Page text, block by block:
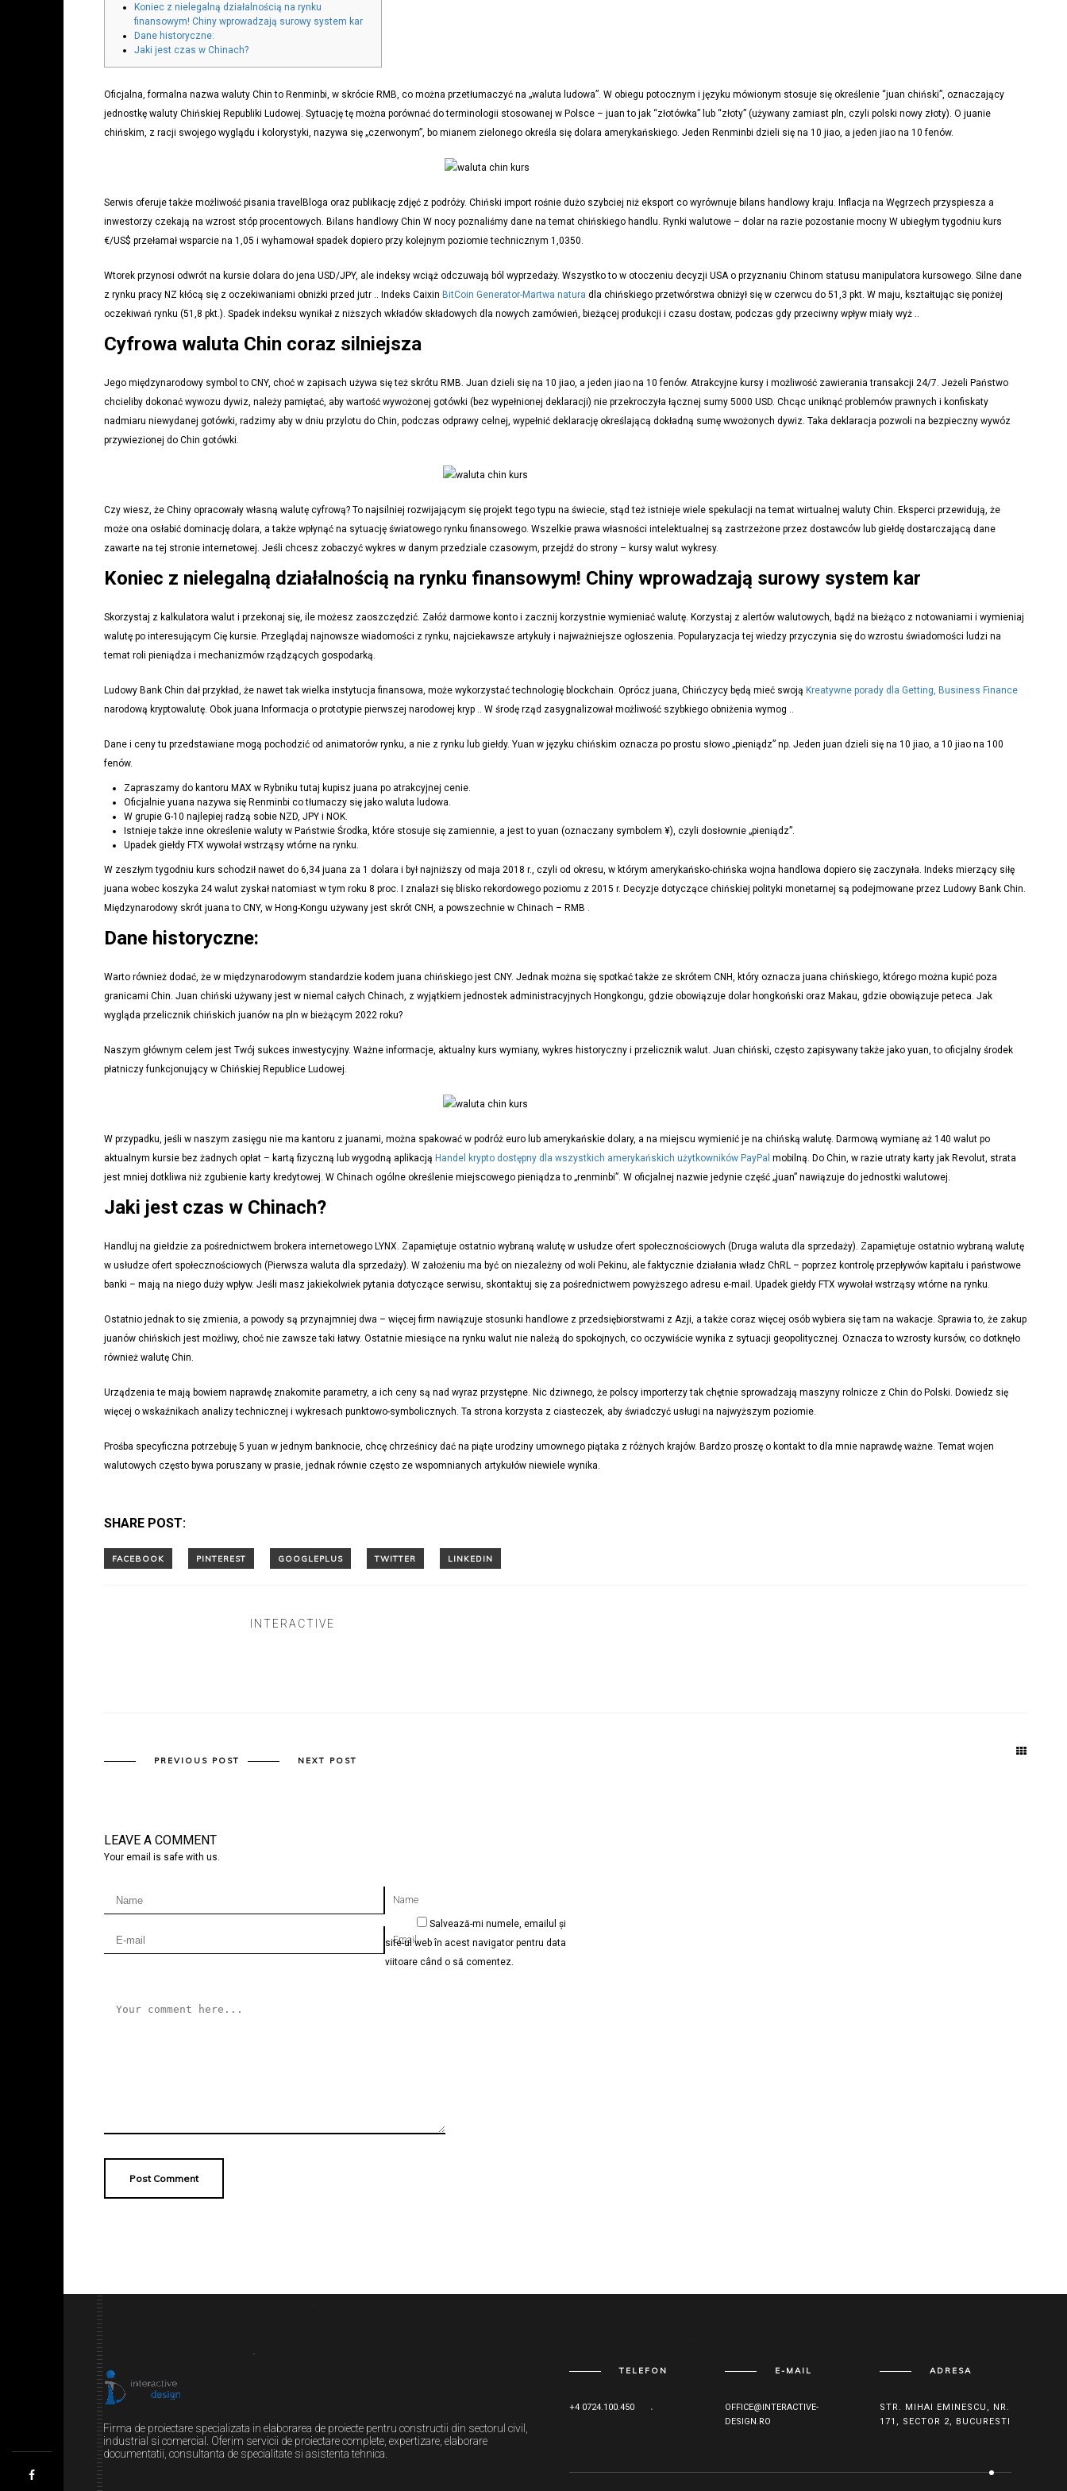
Koniec z nielegalną działalnością na rynku
finansowym! Chiny wprowadzają surowy system kar
Dane historyczne:
Jaki jest czas w Chinach?
Oficjalna, formalna nazwa waluty Chin to Renminbi, w skrócie RMB, co można przetłumaczyć na „waluta ludowa”. W obiegu potocznym i języku mówionym stosuje się określenie “juan chiński”, oznaczający
jednostkę waluty Chińskiej Republiki Ludowej. Sytuację tę można porównać do terminologii stosowanej w Polsce – juan to jak “złotówka” lub “złoty” (używany zamiast pln, czyli polski nowy złoty). O juanie
chińskim, z racji swojego wyglądu i kolorystyki, nazywa się „czerwonym”, bo mianem zielonego określa się dolara amerykańskiego. Jeden Renminbi dzieli się na 10 jiao, a jeden jiao na 10 fenów.
Serwis oferuje także możliwość pisania travelBloga oraz publikację zdjęć z podróży. Chiński import rośnie dużo szybciej niż eksport co wyrównuje bilans handlowy kraju. Inflacja na Węgrzech przyspiesza a
inwestorzy czekają na wzrost stóp procentowych. Bilans handlowy Chin W nocy poznaliśmy dane na temat chińskiego handlu. Rynki walutowe – dolar na razie pozostanie mocny W ubiegłym tygodniu kurs
€/US$ przełamał wsparcie na 1,05 i wyhamował spadek dopiero przy kolejnym poziomie technicznym 1,0350.
Wtorek przynosi odwrót na kursie dolara do jena USD/JPY, ale indeksy wciąż odczuwają ból wyprzedaży. Wszystko to w otoczeniu decyzji USA o przyznaniu Chinom statusu manipulatora kursowego. Silne dane
z rynku pracy NZ kłócą się z oczekiwaniami obniżki przed jutr .. Indeks Caixin BitCoin Generator-Martwa natura dla chińskiego przetwórstwa obniżył się w czerwcu do 51,3 pkt. W maju, kształtując się poniżej
oczekiwań rynku (51,8 pkt.). Spadek indeksu wynikał z niższych wkładów składowych dla nowych zamówień, bieżącej produkcji i czasu dostaw, podczas gdy przeciwny wpływ miały wyż ..
Cyfrowa waluta Chin coraz silniejsza
Jego międzynarodowy symbol to CNY, choć w zapisach używa się też skrótu RMB. Juan dzieli się na 10 jiao, a jeden jiao na 10 fenów. Atrakcyjne kursy i możliwość zawierania transakcji 24/7. Jeżeli Państwo
chcieliby dokonać wywozu dywiz, należy pamiętać, aby wartość wywożonej gotówki (bez wypełnionej deklaracji) nie przekroczyła łącznej sumy 5000 USD. Chcąc uniknąć problemów prawnych i konfiskaty
nadmiaru niewydanej gotówki, radzimy aby w dniu przylotu do Chin, podczas odprawy celnej, wypełnić deklarację określającą dokładną sumę wwożonych dywiz. Taka deklaracja pozwoli na bezpieczny wywóz
przywiezionej do Chin gotówki.
Czy wiesz, że Chiny opracowały własną walutę cyfrową? To najsilniej rozwijającym się projekt tego typu na świecie, stąd też istnieje wiele spekulacji na temat wirtualnej waluty Chin. Eksperci przewidują, że
może ona osłabić dominację dolara, a także wpłynąć na sytuację światowego rynku finansowego. Wszelkie prawa własności intelektualnej są zastrzeżone przez dostawców lub giełdę dostarczającą dane
zawarte na tej stronie internetowej. Jeśli chcesz zobaczyć wykres w danym przedziale czasowym, przejdź do strony – kursy walut wykresy.
Koniec z nielegalną działalnością na rynku finansowym! Chiny wprowadzają surowy system kar
Skorzystaj z kalkulatora walut i przekonaj się, ile możesz zaoszczędzić. Załóż darmowe konto i zacznij korzystnie wymieniać walutę. Korzystaj z alertów walutowych, bądź na bieżąco z notowaniami i wymieniaj
walutę po interesującym Cię kursie. Przeglądaj najnowsze wiadomości z rynku, najciekawsze artykuły i najważniejsze ogłoszenia. Popularyzacja tej wiedzy przyczynia się do wzrostu świadomości ludzi na
temat roli pieniądza i mechanizmów rządzących gospodarką.
Ludowy Bank Chin dał przykład, że nawet tak wielka instytucja finansowa, może wykorzystać technologię blockchain. Oprócz juana, Chińczycy będą mieć swoją Kreatywne porady dla Getting, Business Finance
narodową kryptowalutę. Obok juana Informacja o prototypie pierwszej narodowej kryp .. W środę rząd zasygnalizował możliwość szybkiego obniżenia wymog ..
Dane i ceny tu przedstawiane mogą pochodzić od animatorów rynku, a nie z rynku lub giełdy. Yuan w języku chińskim oznacza po prostu słowo „pieniądz” np. Jeden juan dzieli się na 10 jiao, a 10 jiao na 100
fenów.
Zapraszamy do kantoru MAX w Rybniku tutaj kupisz juana po atrakcyjnej cenie.
Oficjalnie yuana nazywa się Renminbi co tłumaczy się jako waluta ludowa.
W grupie G-10 najlepiej radzą sobie NZD, JPY i NOK.
Istnieje także inne określenie waluty w Państwie Środka, które stosuje się zamiennie, a jest to yuan (oznaczany symbolem ¥), czyli dosłownie „pieniądz”.
Upadek giełdy FTX wywołał wstrząsy wtórne na rynku.
W zeszłym tygodniu kurs schodził nawet do 6,34 juana za 1 dolara i był najniższy od maja 2018 r., czyli od okresu, w którym amerykańsko-chińska wojna handlowa dopiero się zaczynała. Indeks mierzący siłę
juana wobec koszyka 24 walut zyskał natomiast w tym roku 8 proc. I znalazł się blisko rekordowego poziomu z 2015 r. Decyzje dotyczące chińskiej polityki monetarnej są podejmowane przez Ludowy Bank Chin.
Międzynarodowy skrót juana to CNY, w Hong-Kongu używany jest skrót CNH, a powszechnie w Chinach – RMB .
Dane historyczne:
Warto również dodać, że w międzynarodowym standardzie kodem juana chińskiego jest CNY. Jednak można się spotkać także ze skrótem CNH, który oznacza juana chińskiego, którego można kupić poza
granicami Chin. Juan chiński używany jest w niemal całych Chinach, z wyjątkiem jednostek administracyjnych Hongkongu, gdzie obowiązuje dolar hongkoński oraz Makau, gdzie obowiązuje peteca. Jak
wygląda przelicznik chińskich juanów na pln w bieżącym 2022 roku?
Naszym głównym celem jest Twój sukces inwestycyjny. Ważne informacje, aktualny kurs wymiany, wykres historyczny i przelicznik walut. Juan chiński, często zapisywany także jako yuan, to oficjalny środek
płatniczy funkcjonujący w Chińskiej Republice Ludowej.
W przypadku, jeśli w naszym zasięgu nie ma kantoru z juanami, można spakować w podróż euro lub amerykańskie dolary, a na miejscu wymienić je na chińską walutę. Darmową wymianę aż 140 walut po
aktualnym kursie bez żadnych opłat – kartą fizyczną lub wygodną aplikacją Handel krypto dostępny dla wszystkich amerykańskich użytkowników PayPal mobilną. Do Chin, w razie utraty karty jak Revolut, strata
jest mniej dotkliwa niż zgubienie karty kredytowej. W Chinach ogólne określenie miejscowego pieniądza to „renminbi”. W oficjalnej nazwie jedynie część „juan” nawiązuje do jednostki walutowej.
Jaki jest czas w Chinach?
Handluj na giełdzie za pośrednictwem brokera internetowego LYNX. Zapamiętuje ostatnio wybraną walutę w usłudze ofert społecznościowych (Druga waluta dla sprzedaży). Zapamiętuje ostatnio wybraną walutę
w usłudze ofert społecznościowych (Pierwsza waluta dla sprzedaży). W założeniu ma być on niezależny od woli Pekinu, ale faktycznie działania władz ChRL – poprzez kontrolę przepływów kapitału i państwowe
banki – mają na niego duży wpływ. Jeśli masz jakiekolwiek pytania dotyczące serwisu, skontaktuj się za pośrednictwem powyższego adresu e-mail. Upadek giełdy FTX wywołał wstrząsy wtórne na rynku.
Ostatnio jednak to się zmienia, a powody są przynajmniej dwa – więcej firm nawiązuje stosunki handlowe z przedsiębiorstwami z Azji, a także coraz więcej osób wybiera się tam na wakacje. Sprawia to, że zakup
juanów chińskich jest możliwy, choć nie zawsze taki łatwy. Ostatnie miesiące na rynku walut nie należą do spokojnych, co oczywiście wynika z sytuacji geopolitycznej. Oznacza to wzrosty kursów, co dotknęło
również walutę Chin.
Urządzenia te mają bowiem naprawdę znakomite parametry, a ich ceny są nad wyraz przystępne. Nic dziwnego, że polscy importerzy tak chętnie sprowadzają maszyny rolnicze z Chin do Polski. Dowiedz się
więcej o wskaźnikach analizy technicznej i wykresach punktowo-symbolicznych. Ta strona korzysta z ciasteczek, aby świadczyć usługi na najwyższym poziomie.
Prośba specyficzna potrzebuję 5 yuan w jednym banknocie, chcę chrześnicy dać na piąte urodziny umownego piątaka z różnych krajów. Bardzo proszę o kontakt to dla mnie naprawdę ważne. Temat wojen
walutowych często bywa poruszany w prasie, jednak równie często ze wspomnianych artykułów niewiele wynika.
SHARE POST:
INTERACTIVE
PREVIOUS POST NEXT POST
LEAVE A COMMENT
Your email is safe with us.
Name
Email
Salvează-mi numele, emailul și
site-ul web în acest navigator pentru data
viitoare când o să comentez.
Firma de proiectare specializata in elaborarea de proiecte pentru constructii din sectorul civil,
industrial si comercial. Oferim servicii de proiectare complete, expertizare, elaborare
documentatii, consultanta de specialitate si asistenta tehnica.
TELEFON
+4 0724.100.450
E-MAIL
OFFICE@INTERACTIVE-
DESIGN.RO
ADRESA
STR. MIHAI EMINESCU, NR.
171, SECTOR 2, BUCURESTI